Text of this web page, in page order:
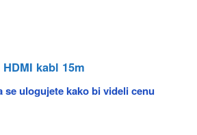
HDMI kabl 15m
se ulogujete kako bi videli cenu